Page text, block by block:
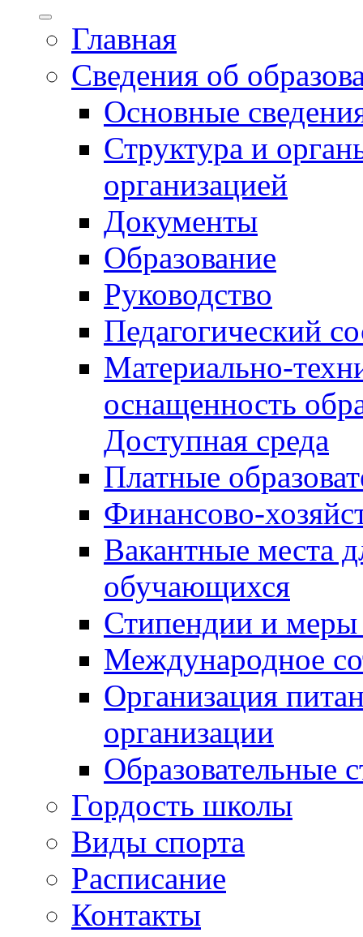
Главная
Сведения об
Основные
Структура и
организацией
Документы
Образование
Руководство
Педагогический
Материально-
оснащенность
Доступная среда
Платные
Финансово-
Вакантные места
обучающихся
Стипендии и
Международное
Организация
организации
Образовательные
Гордость школы
Виды спорта
Расписание
Контакты